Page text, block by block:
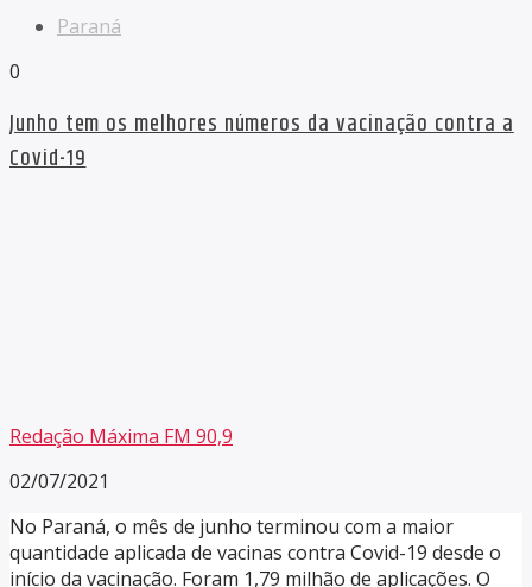
Paraná
0
Junho tem os melhores números da vacinação contra a
Covid-19
Redação Máxima FM 90,9
02/07/2021
No Paraná, o mês de junho terminou com a maior
quantidade aplicada de vacinas contra Covid-19 desde o
início da vacinação. Foram 1,79 milhão de aplicações. O